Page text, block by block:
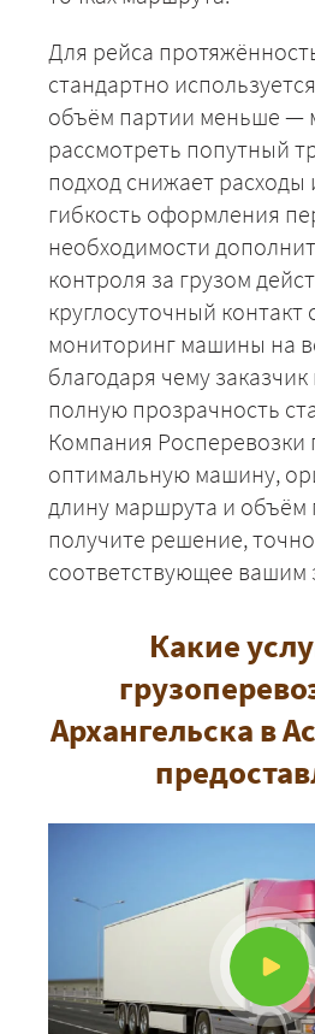
Для рейса
стандартно
объём партии меньше —
рассмотреть попутный
подход снижает
гибкость оформления
необходимости
контроля за грузом
круглосуточный контакт
мониторинг машины на
благодаря чему
полную прозрачность
Компания Росперевозки
оптимальную машину,
длину маршрута и объём
получите решение, точно
соответствующее вашим
Какие
Архангельска в
+7
ЗАКАЗАТЬ